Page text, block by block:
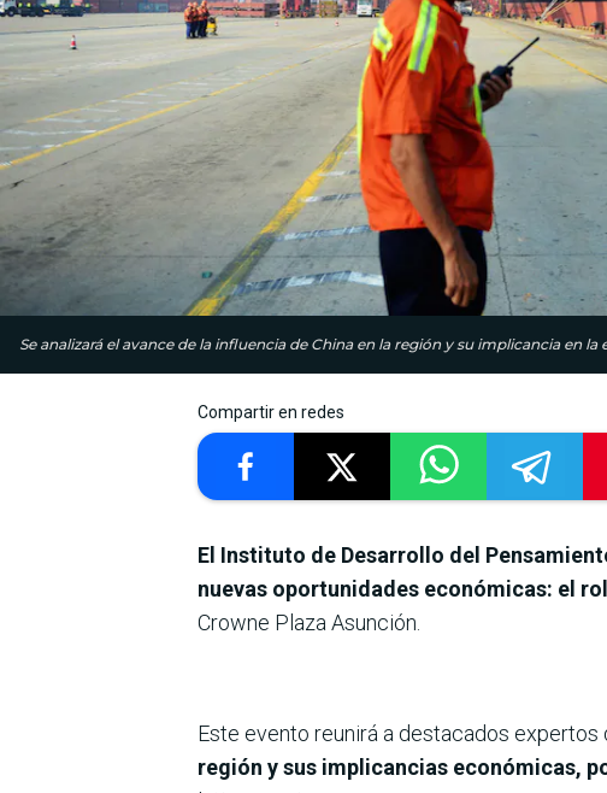
Se analizará el avance de la influencia de China en la región y su implicancia en
Compartir en redes
El Instituto de Desarrollo del
nuevas oportunidades económicas: el
Crowne Plaza Asunción.
Este evento reunirá a destacados
región y sus implicancias económicas,